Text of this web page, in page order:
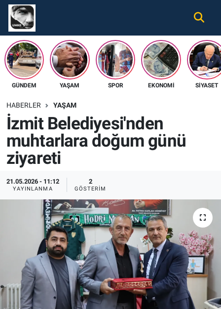
GÜNDEM YAŞAM SPOR EKONOMI SIYASET
HABERLER YAŞAM
İzmit Belediyesi'nden
muhtarlara doğum günü
ziyareti
21.05.2026 - 11:12
YAYINLANMA
2
GÖSTERIM
Gündem
Ekonomi
Spor
Tüm Haberler
İletişim
Künye
Nöbetçi Eczaneler
Hava Durumu
Namaz Vakitleri
Süper Lig Puan Durumu ve Fikstür
Tüm Manşetler
Son Dakika Haberleri
Haber Arşivi